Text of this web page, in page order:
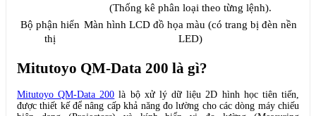
(Thống kê phân loại theo từng lệnh).
Bộ phận hiển
thị
Màn hình LCD đồ họa màu (có trang bị đèn nền
LED)
Mitutoyo QM-Data 200 là gì?
Mitutoyo QM-Data 200 là bộ xử lý dữ liệu 2D hình học tiên tiến,
được thiết kế để nâng cấp khả năng đo lường cho các dòng máy chiếu